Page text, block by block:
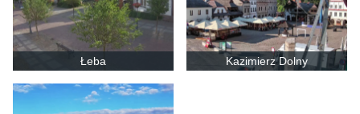
Łeba Kazimierz Dolny